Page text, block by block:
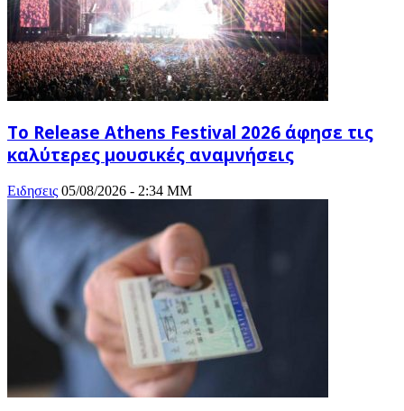
Το Release Athens Festival 2026 άφησε τις
καλύτερες μουσικές αναμνήσεις
Ειδησεις 05/08/2026 - 2:34 ΜΜ